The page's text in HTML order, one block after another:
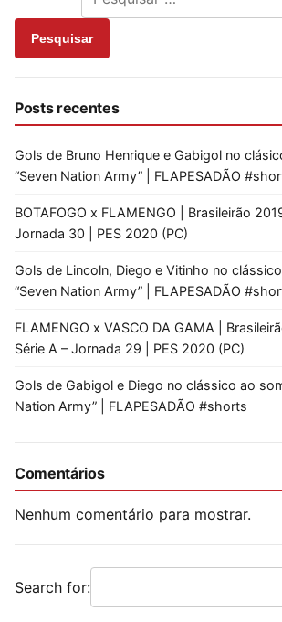
Pesquisar
Posts recentes
Gols de Bruno Henrique e Gabigol no
“Seven Nation Army” | FLAPESADÃO
BOTAFOGO x FLAMENGO | Brasileirão
Jornada 30 | PES 2020 (PC)
Gols de Lincoln, Diego e Vitinho no
“Seven Nation Army” | FLAPESADÃO
FLAMENGO x VASCO DA GAMA |
Série A – Jornada 29 | PES 2020 (PC)
Gols de Gabigol e Diego no clássico ao
Nation Army” | FLAPESADÃO #shorts
Comentários
Nenhum comentário para mostrar.
Search for: